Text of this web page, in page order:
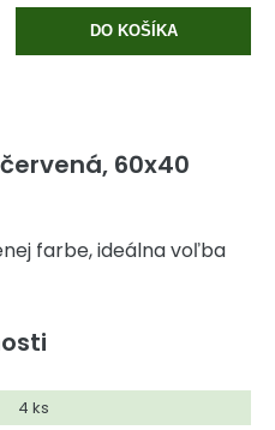
DO KOŠÍKA
červená, 60x40
farbe, ideálna voľba
4 ks